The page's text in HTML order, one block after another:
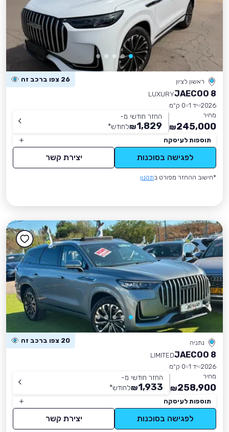
ראשון לציון 26 צפו ברכב זה
JAECOO 8
LUXURY
2026 יד 1
0 ק״מ
מחיר
245,000
₪
החזר חודשי מ-
1,829
₪לחודש*
תוספות לעיסקה
לפגישה בסוכנות יצירת קשר
*חישוב ההחזר מפורט בתקנון
נתניה 20 צפו ברכב זה
JAECOO 8
LIMITED
2026 יד 1
0 ק״מ
מחיר
258,900
₪
החזר חודשי מ-
1,933
₪לחודש*
תוספות לעיסקה
לפגישה בסוכנות יצירת קשר